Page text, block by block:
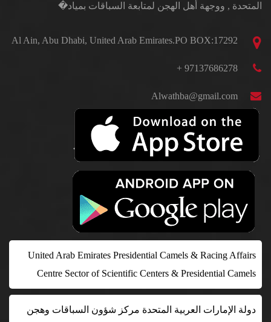
المتحدة , ووجهة أهل الهجن لمتابعة السباقات بمياد�
Al Ain, Abu Dhabi, United Arab Emirates.PO BOX:17292
97137686278 +
Alwathba@gmail.com
United Arab Emirates Presidential Camels & Racing Affairs
Centre Sector of Scientific Centers & Presidential Camels
دولة الإمارات العربية المتحدة مركز شؤون السباقات وهجن